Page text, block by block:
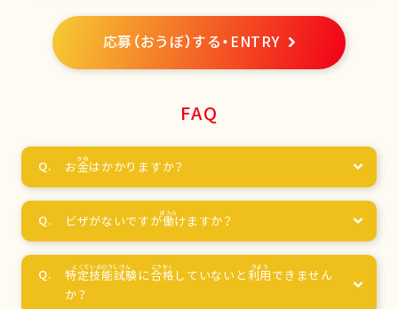
応募（おうぼ）する・ENTRY
FAQ
お金はかかりますか？
ビザがないですが働けますか？
特定技能試験に合格 していないと利用 できません
か？